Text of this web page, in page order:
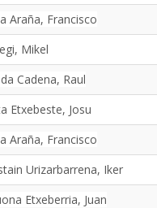
Araña, Francisco
Mikel
Cadena, Raul
Etxebeste, Josu
Araña, Francisco
Urizarbarrena, Iker
Etxeberria, Juan